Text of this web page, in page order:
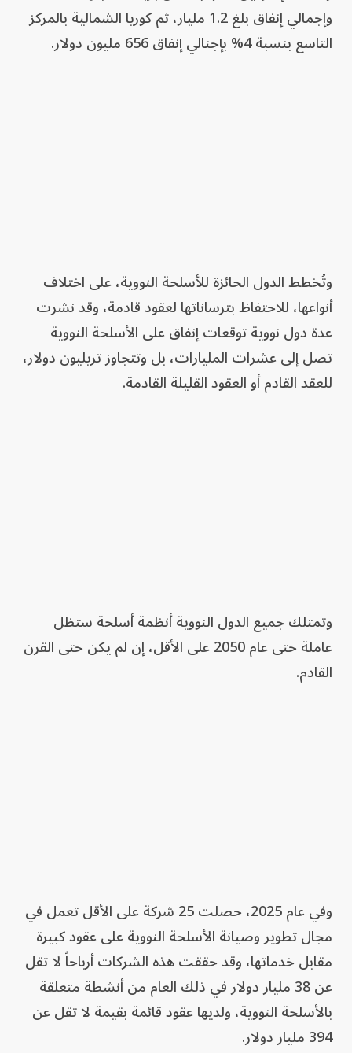
وإجمالي إنفاق بلغ 1.2 مليار، ثم كوريا الشمالية بالمركز
التاسع بنسبة 4% بإجنالي إنفاق 656 مليون دولار.
وتُخطط الدول الحائزة للأسلحة النووية، على اختلاف
أنواعها، للاحتفاظ بترساناتها لعقود قادمة، وقد نشرت
عدة دول نووية توقعات إنفاق على الأسلحة النووية
تصل إلى عشرات المليارات، بل وتتجاوز تريليون دولار،
للعقد القادم أو العقود القليلة القادمة.
وتمتلك جميع الدول النووية أنظمة أسلحة ستظل
عاملة حتى عام 2050 على الأقل، إن لم يكن حتى القرن
القادم.
وفي عام 2025، حصلت 25 شركة على الأقل تعمل في
مجال تطوير وصيانة الأسلحة النووية على عقود كبيرة
مقابل خدماتها، وقد حققت هذه الشركات أرباحاً لا تقل
عن 38 مليار دولار في ذلك العام من أنشطة متعلقة
بالأسلحة النووية، ولديها عقود قائمة بقيمة لا تقل عن
394 مليار دولار.